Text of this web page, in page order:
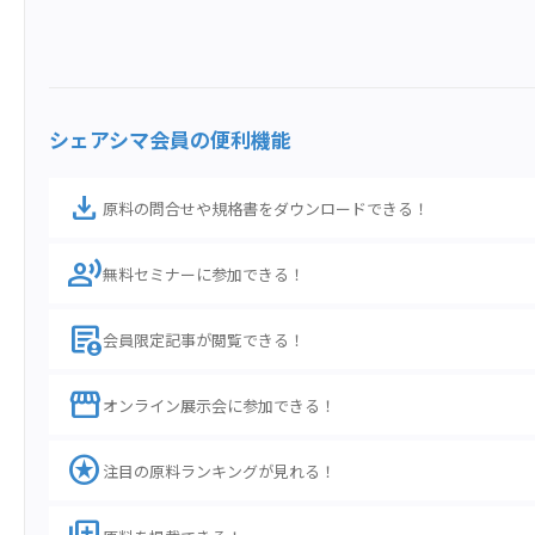
シェアシマ会員の便利機能
download 原料の問合せや規格書をダウンロードできる！
record_voice_over無料セミナーに参加できる！
demography会員限定記事が閲覧できる！
storefrontオンライン展示会に参加できる！
stars 注目の原料ランキングが見れる！